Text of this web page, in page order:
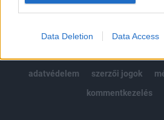
Data Deletion Data Access
© 2026 Portfolio
adatvédelem
szerzői jogok
kommentkezelés